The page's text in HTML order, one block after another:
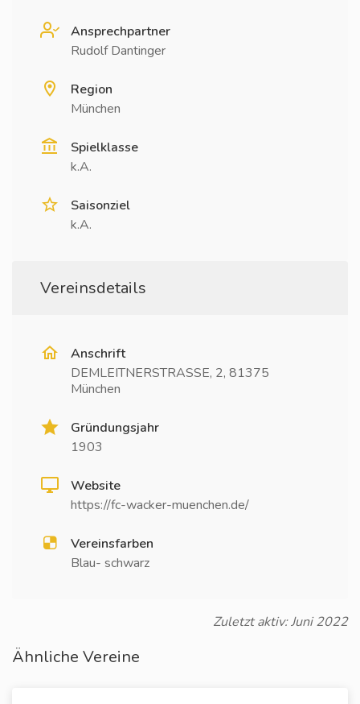
Ansprechpartner
Rudolf Dantinger
Region
München
Spielklasse
k.A.
Saisonziel
k.A.
Vereinsdetails
Anschrift
DEMLEITNERSTRASSE, 2, 81375
München
Gründungsjahr
1903
Website
https://fc-wacker-muenchen.de/
Vereinsfarben
Blau- schwarz
Zuletzt aktiv: Juni 2022
Ähnliche Vereine